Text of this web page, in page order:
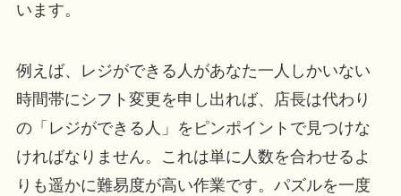
います。
例えば、レジができる人があなた一人しかいない
時間帯にシフト変更を申し出れば、店長は代わり
の「レジができる人」をピンポイントで見つけな
ければなりません。これは単に人数を合わせるよ
りも遥かに難易度が高い作業です。パズルを一度